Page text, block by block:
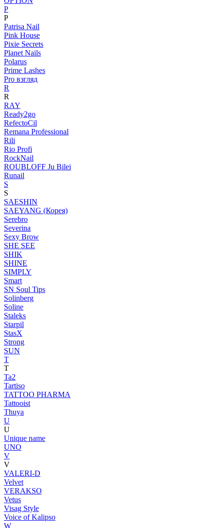
P
P
Patrisa Nail
Pink House
Pixie Secrets
Planet Nails
Polarus
Prime Lashes
Pro взгляд
R
R
RAY
Ready2go
RefectoCil
Remana Professional
Rili
Rio Profi
RockNail
ROUBLOFF Ju Bilei
Runail
S
S
SAESHIN
SAEYANG (Корея)
Serebro
Severina
Sexy Brow
SHE SEE
SHIK
SHINE
SIMPLY
Smart
SN Soul Tips
Solinberg
Soline
Staleks
Starpil
StasX
Strong
SUN
T
T
Ta2
Tartiso
TATTOO PHARMA
Tattooist
Thuya
U
U
Unique name
UNO
V
V
VALERI-D
Velvet
VERAKSO
Vetus
Visag Style
Voice of Kalipso
W